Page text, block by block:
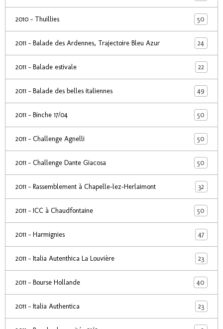
2010 - Thuillies 50
2011 - Balade des Ardennes, Trajectoire Bleu Azur 24
2011 - Balade estivale 22
2011 - Balade des belles italiennes 49
2011 - Binche 17/04 50
2011 - Challenge Agnelli 50
2011 - Challenge Dante Giacosa 50
2011 - Rassemblement à Chapelle-lez-Herlaimont 32
2011 - ICC à Chaudfontaine 50
2011 - Harmignies 47
2011 - Italia Autenthica La Louvière 23
2011 - Bourse Hollande 40
2011 - Italia Authentica 23